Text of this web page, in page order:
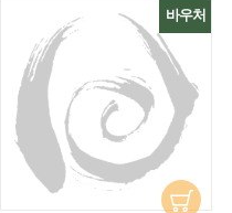
바우처